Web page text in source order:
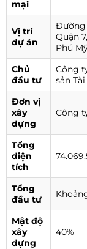
mại
Vị trí
dự án
Đường
Quận
Phú
Chủ
đầu tư
Công
sản
Đơn vị
xây
dựng
Công
Tổng
diện
tích
Tổng
đầu tư
Mật độ
xây
dựng
40%